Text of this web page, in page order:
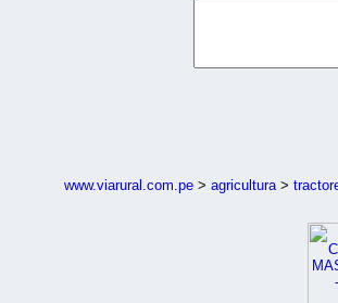
www.viarural.com.pe > agricultura>